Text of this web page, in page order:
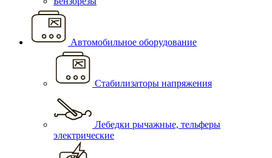
Автомобильное оборудование
Стабилизаторы напряжения
Лебедки рычажные, тельферы
электрические